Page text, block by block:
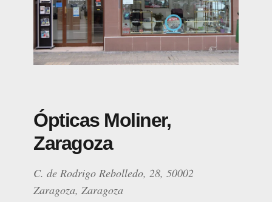
Ópticas Moliner,
Zaragoza
C. de Rodrigo Rebolledo, 28, 50002
Zaragoza, Zaragoza